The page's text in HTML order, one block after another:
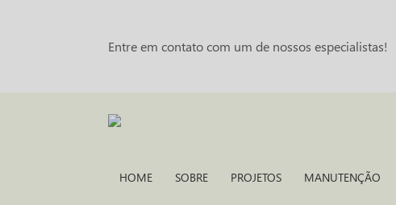
Entre em contato com um de nossos especialistas!
HOME SOBRE PROJETOS MANUTENÇÃO